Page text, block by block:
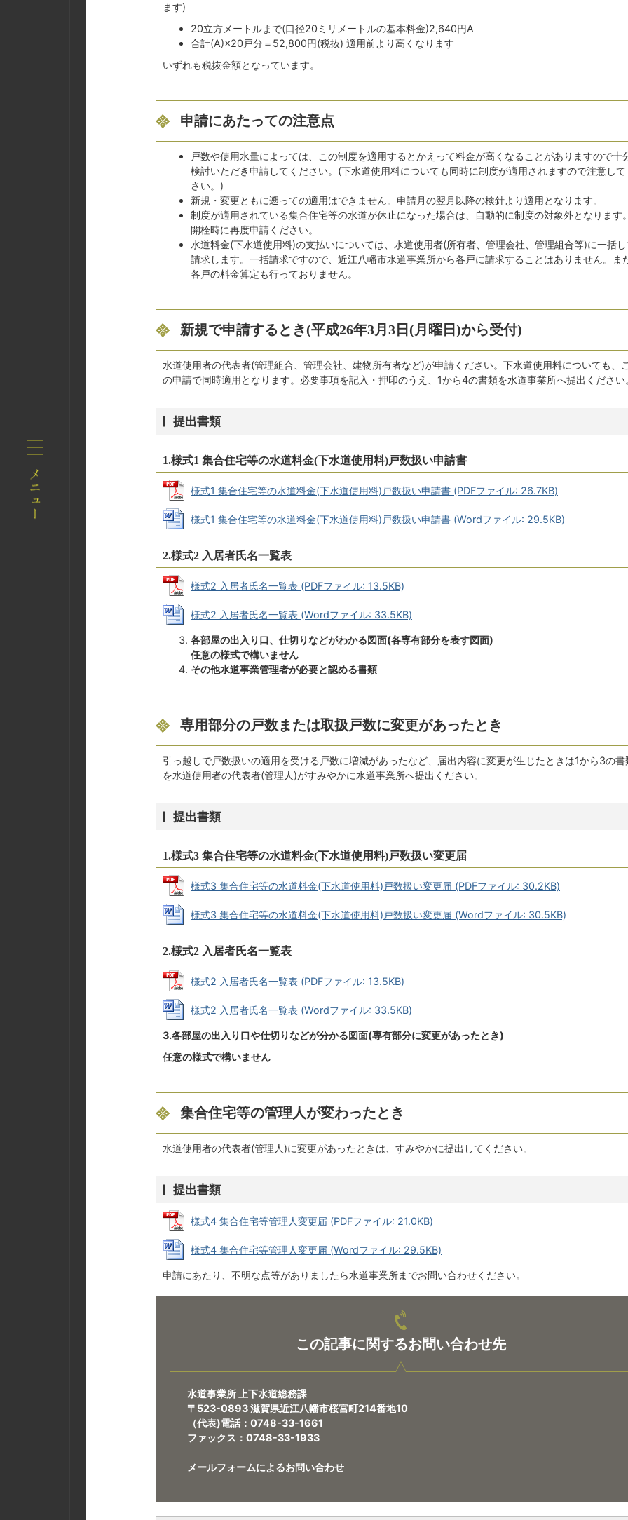
ます)
20立方メートルまで(口径20ミリメートルの基本料金)2,640円A
合計(A)×20戸分＝52,800円(税抜) 適用前より高くなります
いずれも税抜金額となっています。
申請にあたっての注意点
戸数や使用水量によっては、この制度を適用するとかえって料金が高くなることがありますので十
検討いただき申請してください。(下水道使用料についても同時に制度が適用されますので注意し
さい。)
新規・変更ともに遡っての適用はできません。申請月の翌月以降の検針より適用となります。
制度が適用されている集合住宅等の水道が休止になった場合は、自動的に制度の対象外となります
開栓時に再度申請ください。
水道料金(下水道使用料)の支払いについては、水道使用者(所有者、管理会社、管理組合等)に一括
請求します。一括請求ですので、近江八幡市水道事業所から各戸に請求することはありません。ま
各戸の料金算定も行っておりません。
新規で申請するとき(平成26年3月3日(月曜日)から受付)
水道使用者の代表者(管理組合、管理会社、建物所有者など)が申請ください。下水道使用料についても、
の申請で同時適用となります。必要事項を記入・押印のうえ、1から4の書類を水道事業所へ提出ください
提出書類
1.様式1 集合住宅等の水道料金(下水道使用料)戸数扱い申請書
様式1 集合住宅等の水道料金(下水道使用料)戸数扱い申請書 (PDFファイル: 26.7KB)
様式1 集合住宅等の水道料金(下水道使用料)戸数扱い申請書 (Wordファイル: 29.5KB)
2.様式2 入居者氏名一覧表
様式2 入居者氏名一覧表 (PDFファイル: 13.5KB)
様式2 入居者氏名一覧表 (Wordファイル: 33.5KB)
各部屋の出入り口、仕切りなどがわかる図面(各専有部分を表す図面)
任意の様式で構いません
その他水道事業管理者が必要と認める書類
専用部分の戸数または取扱戸数に変更があったとき
引っ越しで戸数扱いの適用を受ける戸数に増減があったなど、届出内容に変更が生じたときは1から3の書
を水道使用者の代表者(管理人)がすみやかに水道事業所へ提出ください。
提出書類
1.様式3 集合住宅等の水道料金(下水道使用料)戸数扱い変更届
様式3 集合住宅等の水道料金(下水道使用料)戸数扱い変更届 (PDFファイル: 30.2KB)
様式3 集合住宅等の水道料金(下水道使用料)戸数扱い変更届 (Wordファイル: 30.5KB)
2.様式2 入居者氏名一覧表
様式2 入居者氏名一覧表 (PDFファイル: 13.5KB)
様式2 入居者氏名一覧表 (Wordファイル: 33.5KB)
3.各部屋の出入り口や仕切りなどが分かる図面(専有部分に変更があったとき)
任意の様式で構いません
集合住宅等の管理人が変わったとき
水道使用者の代表者(管理人)に変更があったときは、すみやかに提出してください。
提出書類
様式4 集合住宅等管理人変更届 (PDFファイル: 21.0KB)
様式4 集合住宅等管理人変更届 (Wordファイル: 29.5KB)
申請にあたり、不明な点等がありましたら水道事業所までお問い合わせください。
この記事に関するお問い合わせ先
水道事業所 上下水道総務課
〒523-0893 滋賀県近江八幡市桜宮町214番地10
（代表)電話：0748-33-1661
ファックス：0748-33-1933
メールフォームによるお問い合わせ